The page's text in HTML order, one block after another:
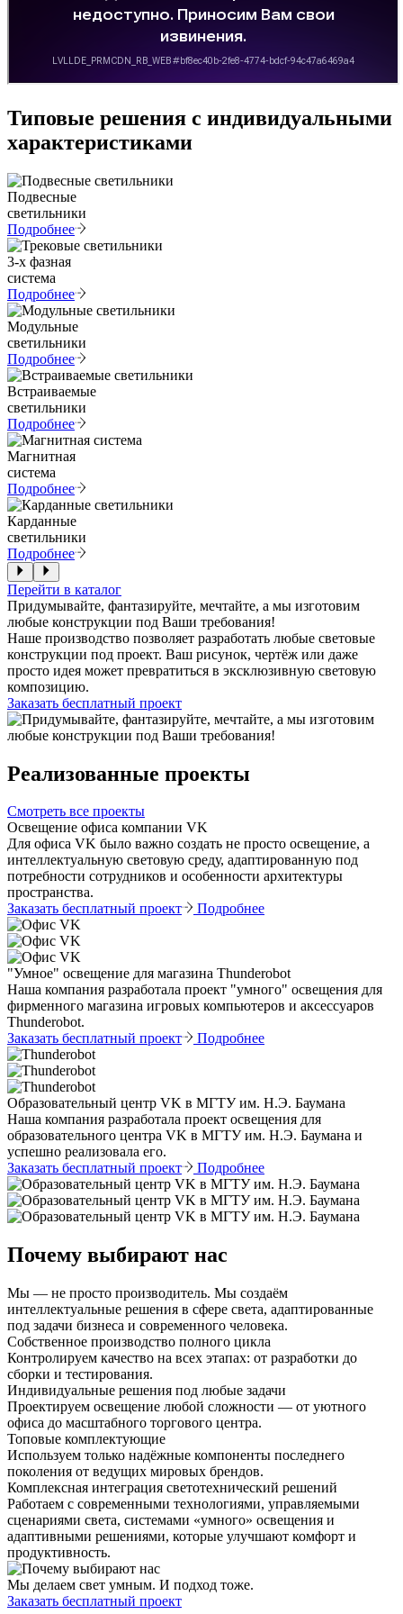
Типовые решения с индивидуальными
характеристиками
Подвесные
светильники
Подробнее
3-х фазная
система
Подробнее
Модульные
светильники
Подробнее
Встраиваемые
светильники
Подробнее
Магнитная
система
Подробнее
Карданные
светильники
Подробнее
Перейти в каталог
Придумывайте, фантазируйте, мечтайте, а мы изготовим
любые конструкции под Ваши требования!
Наше производство позволяет разработать любые световые
конструкции под проект. Ваш рисунок, чертёж или даже
просто идея может превратиться в эксклюзивную световую
композицию.
Заказать бесплатный проект
Реализованные проекты
Смотреть все проекты
Освещение офиса компании VK
Для офиса VK было важно создать не просто освещение, а
интеллектуальную световую среду, адаптированную под
потребности сотрудников и особенности архитектуры
пространства.
Заказать бесплатный проект
Подробнее
"Умное" освещение для магазина Thunderobot
Наша компания разработала проект "умного" освещения для
фирменного магазина игровых компьютеров и аксессуаров
Thunderobot.
Заказать бесплатный проект
Подробнее
Образовательный центр VK в МГТУ им. Н.Э. Баумана
Наша компания разработала проект освещения для
образовательного центра VK в МГТУ им. Н.Э. Баумана и
успешно реализовала его.
Заказать бесплатный проект
Подробнее
Почему выбирают нас
Мы — не просто производитель. Мы создаём
интеллектуальные решения в сфере света, адаптированные
под задачи бизнеса и современного человека.
Собственное производство полного цикла
Контролируем качество на всех этапах: от разработки до
сборки и тестирования.
Индивидуальные решения под любые задачи
Проектируем освещение любой сложности — от уютного
офиса до масштабного торгового центра.
Топовые комплектующие
Используем только надёжные компоненты последнего
поколения от ведущих мировых брендов.
Комплексная интеграция светотехнический решений
Работаем с современными технологиями, управляемыми
сценариями света, системами «умного» освещения и
адаптивными решениями, которые улучшают комфорт и
продуктивность.
Мы делаем свет умным. И подход тоже.
Заказать бесплатный проект